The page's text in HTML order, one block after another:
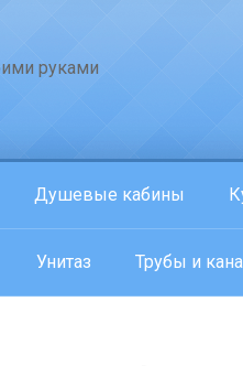
руками
Душевые кабины
Унитаз Трубы и